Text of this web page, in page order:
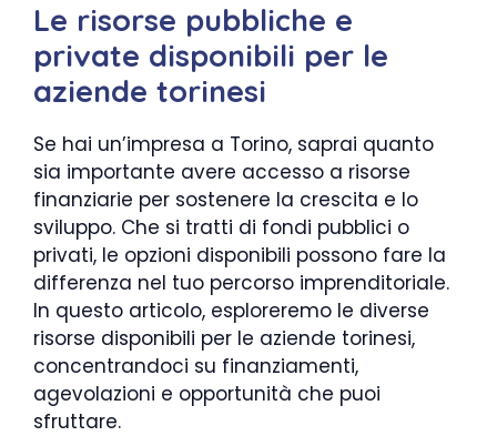
Le risorse pubbliche e
private disponibili per le
aziende torinesi
Se hai un’impresa a Torino, saprai quanto
sia importante avere accesso a risorse
finanziarie per sostenere la crescita e lo
sviluppo. Che si tratti di fondi pubblici o
privati, le opzioni disponibili possono fare la
differenza nel tuo percorso imprenditoriale.
In questo articolo, esploreremo le diverse
risorse disponibili per le aziende torinesi,
concentrandoci su finanziamenti,
agevolazioni e opportunità che puoi
sfruttare.